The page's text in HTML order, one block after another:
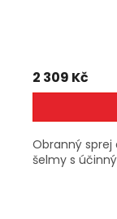
2 309 Kč
Obranný
šelmy s